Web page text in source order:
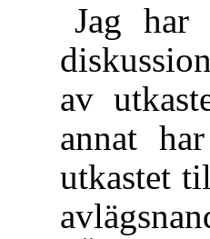
Jag har
av
annat
utkastet